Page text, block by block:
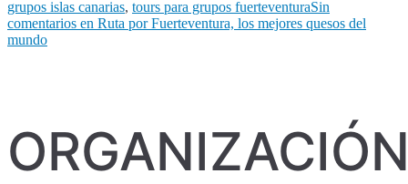
grupos islas canarias, tours para grupos fuerteventuraSin
comentarios en Ruta por Fuerteventura, los mejores quesos del
mundo